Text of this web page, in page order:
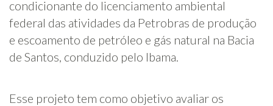
condicionante do licenciamento ambiental
federal das atividades da Petrobras de produção
e escoamento de petróleo e gás natural na Bacia
de Santos, conduzido pelo Ibama.
Esse projeto tem como objetivo avaliar os